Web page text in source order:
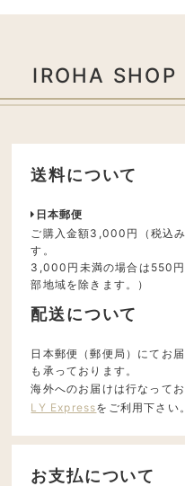
IROHA SHOP
送料について
日本郵便
ご購入金額3,000円（税込
す。
3,000円未満の場合は550円
部地域を除きます。）
配送について
日本郵便（郵便局）にてお
も承っております。
海外へのお届けは行なって
LY Expressをご利用下さい。
お支払について